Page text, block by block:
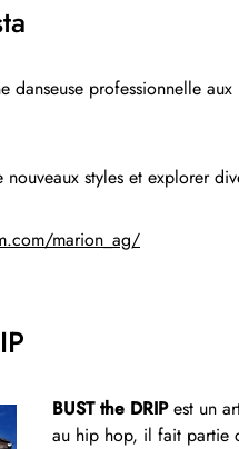
danseuse professionnelle
nouveaux styles et explorer
marion_ag/
BUST the DRIPest un
au hip hop, il fait partie